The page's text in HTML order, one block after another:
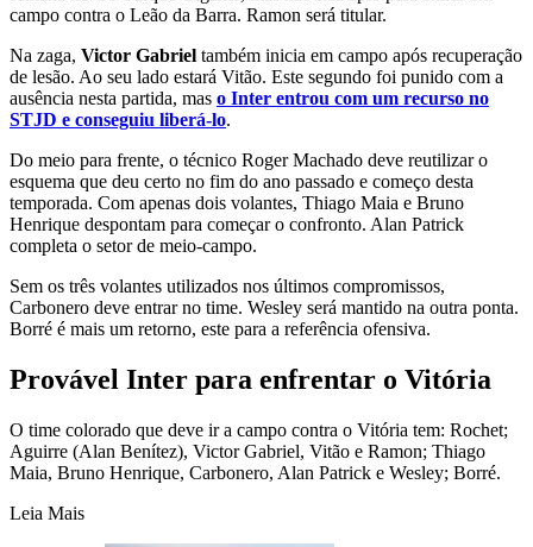
campo contra o Leão da Barra. Ramon será titular.
Na zaga, Victor Gabriel também inicia em campo após recuperação
de lesão. Ao seu lado estará Vitão. Este segundo foi punido com a
ausência nesta partida, mas o Inter entrou com um recurso no
STJD e conseguiu liberá-lo.
Do meio para frente, o técnico Roger Machado deve reutilizar o
esquema que deu certo no fim do ano passado e começo desta
temporada. Com apenas dois volantes, Thiago Maia e Bruno
Henrique despontam para começar o confronto. Alan Patrick
completa o setor de meio-campo.
Sem os três volantes utilizados nos últimos compromissos,
Carbonero deve entrar no time. Wesley será mantido na outra ponta.
Borré é mais um retorno, este para a referência ofensiva.
Provável Inter para enfrentar o Vitória
O time colorado que deve ir a campo contra o Vitória tem: Rochet;
Aguirre (Alan Benítez), Victor Gabriel, Vitão e Ramon; Thiago
Maia, Bruno Henrique, Carbonero, Alan Patrick e Wesley; Borré.
Leia Mais